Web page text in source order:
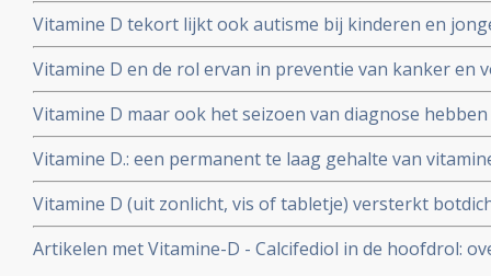
aantallen vrouwen. Artikel geplaatst 1 mei 2010
Vitamine D tekort lijkt ook autisme bij kinderen en
weinig zonlicht en speelplaatsen geven verschil van
Vitamine D en de rol ervan in preventie van kanker en
kanker. Een overzicht van studies van de laatste jaren
Vitamine D maar ook het seizoen van diagnose
vormen van kanker, prostaatkanker - borstkanker . en
Vitamine D.: een permanent te laag gehalte van
met verschillende oorzaken met 26 procent vergroten
studie onder 13,.000 gezonde mensen.
Vitamine D (uit zonlicht, vis of tabletje) versterkt
daarmee beduidend de werking van bisfosfonaten bij
vitamine D. versterkt botdichtheid bij meisjes en jonge
Artikelen met Vitamine-D - Calcifediol in de hoofdrol: